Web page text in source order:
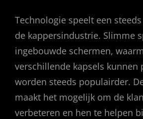
Technologie speelt een
de kappersindustrie. Slimme
ingebouwde schermen,
verschillende kapsels kunnen
worden steeds populairder.
maakt het mogelijk om de
verbeteren en hen te helpen